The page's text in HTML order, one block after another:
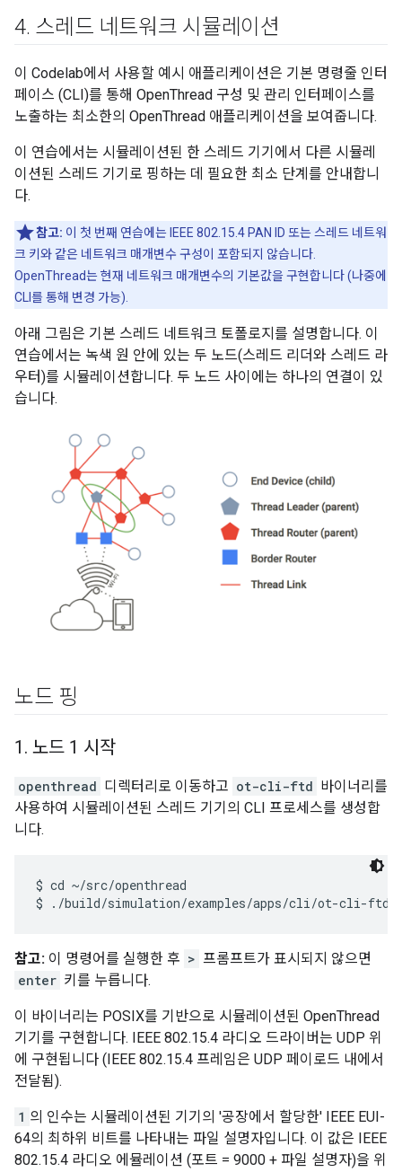
4. 스레드 네트워크 시뮬레이션
이 Codelab에서 사용할 예시 애플리케이션은 기본 명령줄 인터
페이스 (CLI)를 통해 OpenThread 구성 및 관리 인터페이스를
노출하는 최소한의 OpenThread 애플리케이션을 보여줍니다.
이 연습에서는 시뮬레이션된 한 스레드 기기에서 다른 시뮬레
이션된 스레드 기기로 핑하는 데 필요한 최소 단계를 안내합니
다.
참고: 이 첫 번째 연습에는 IEEE 802.15.4 PAN ID 또는 스레드 네트워
크 키와 같은 네트워크 매개변수 구성이 포함되지 않습니다.
OpenThread는 현재 네트워크 매개변수의 기본값을 구현합니다 (나중에
CLI를 통해 변경 가능).
아래 그림은 기본 스레드 네트워크 토폴로지를 설명합니다. 이
연습에서는 녹색 원 안에 있는 두 노드(스레드 리더와 스레드 라
우터)를 시뮬레이션합니다. 두 노드 사이에는 하나의 연결이 있
습니다.
노드 핑
1 . 노드 1 시작
openthread 디렉터리로 이동하고 ot-cli-ftd 바이너리를
사용하여 시뮬레이션된 스레드 기기의 CLI 프로세스를 생성합
니다.
$ cd ~/src/openthread
참고: 이 명령어를 실행한 후 > 프롬프트가 표시되지 않으면
enter 키를 누릅니다.
이 바이너리는 POSIX를 기반으로 시뮬레이션된 OpenThread
기기를 구현합니다. IEEE 802.15.4 라디오 드라이버는 UDP 위
에 구현됩니다 (IEEE 802.15.4 프레임은 UDP 페이로드 내에서
전달됨).
1 의 인수는 시뮬레이션된 기기의 '공장에서 할당한' IEEE EUI-
64의 최하위 비트를 나타내는 파일 설명자입니다. 이 값은 IEEE
802.15.4 라디오 에뮬레이션 (포트 = 9000 + 파일 설명자)을 위